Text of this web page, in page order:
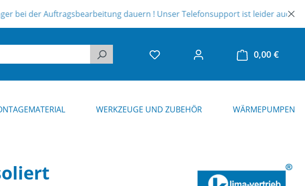
Auftragsbearbeitung dauern ! Unser Telefonsupport ist leider auch
0,00 €
WERKZEUGE UND ZUBEHÖR WÄRMEPUMPEN